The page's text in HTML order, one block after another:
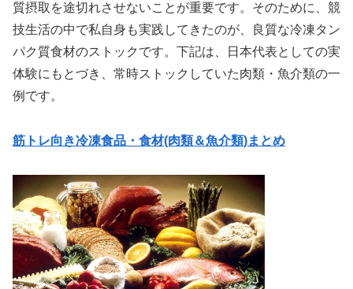
質摂取を途切れさせないことが重要です。そのために、競
技生活の中で私自身も実践してきたのが、良質な冷凍タン
パク質食材のストックです。下記は、日本代表としての実
体験にもとづき、常時ストックしていた肉類・魚介類の一
例です。
筋トレ向き冷凍食品・食材(肉類＆魚介類)まとめ